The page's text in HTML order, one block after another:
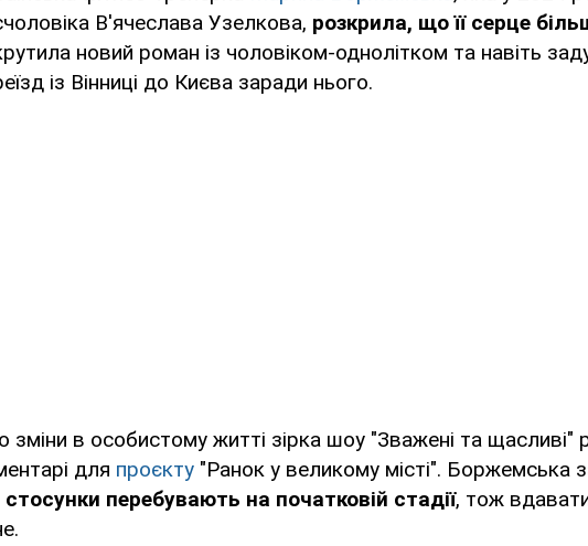
В'ячеслава Узелкова, розкрила, що її серце
новий роман із чоловіком-однолітком та навіть
із Вінниці до Києва заради нього.
зміни в особистому житті зірка шоу "Зважені та щасливі"
для проєкту "Ранок у великому місті". Боржемська
стосунки перебувають на початковій стадії, тож